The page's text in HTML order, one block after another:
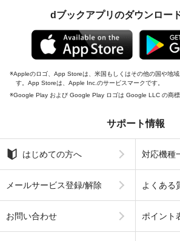
dブックアプリのダウンロー
Appleのロゴ、App Storeは、米国もしくはその他の国や地
す。App Storeは、Apple Inc.のサービスマークです。
Google Play および Google Play ロゴは Google LLC の商標
サポート情報
はじめての方へ 対応機種
メールサービス登録/解除 よくある
お問い合わせ ポイント